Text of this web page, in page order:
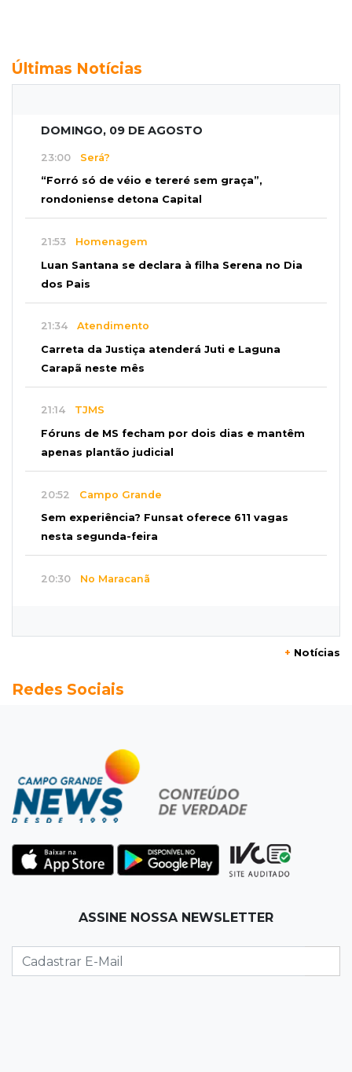
Últimas Notícias
DOMINGO, 09 DE AGOSTO
23:00 Será?
“Forró só de véio e tereré sem graça”,
rondoniense detona Capital
21:53 Homenagem
Luan Santana se declara à filha Serena no Dia
dos Pais
21:34 Atendimento
Carreta da Justiça atenderá Juti e Laguna
Carapã neste mês
21:14 TJMS
Fóruns de MS fecham por dois dias e mantêm
apenas plantão judicial
20:52 Campo Grande
Sem experiência? Funsat oferece 611 vagas
nesta segunda-feira
20:30 No Maracanã
Seleções em MS têm salários de até R$ 8,2 mil;
Jardim Itatiaia
Vigia é amarrado durante roubo de carro e
dois caminhões em pátio
Corinthians vence Bragantino por 2 a 0 e sobe
para 7º no Brasileirão
Na Vila Belmiro
lugar no Brasileirão
+ Notícias
Redes Sociais
ASSINE NOSSA NEWSLETTER